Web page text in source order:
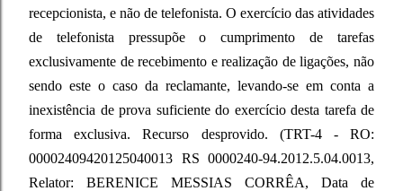
recepcionista, e não de telefonista. O exercício das atividades
de telefonista pressupõe o cumprimento de tarefas
exclusivamente de recebimento e realização de ligações, não
sendo este o caso da reclamante, levando-se em conta a
inexistência de prova suficiente do exercício desta tarefa de
forma exclusiva. Recurso desprovido. (TRT-4 - RO:
00002409420125040013 RS 0000240-94.2012.5.04.0013,
Relator: BERENICE MESSIAS CORRÊA, Data de